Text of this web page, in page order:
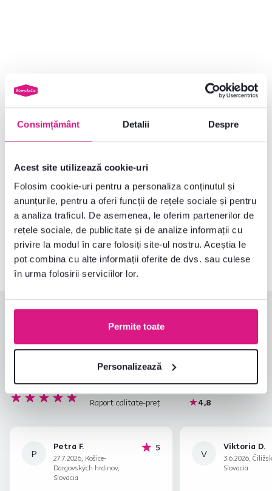
Consimțământ Detalii Despre
Acest site utilizează cookie-uri
Folosim cookie-uri pentru a personaliza conținutul și
anunțurile, pentru a oferi funcții de rețele sociale și pentru
a analiza traficul. De asemenea, le oferim partenerilor de
rețele sociale, de publicitate și de analize informații cu
privire la modul în care folosiți site-ul nostru. Aceștia le
pot combina cu alte informații oferite de dvs. sau culese
în urma folosirii serviciilor lor.
Permite toate
Personalizează
Informații despre ambalare
Nu ați găsit informațiile dorite?
Contactați-ne și vă vom ajuta cu plăcere
0040 359 228 037 Deschideți chat-ul
4recenzii
Ușurința asamblării
4,8
Îndeplinește așteptările
Ambalarea produsului
4,8
Raport calitate-preț
4,8
P
Petra F.
27.7.2026, Košice-
Dargovských hrdinov,
Slovacia
5stele
V
Viktoria D.
3.6.2026,
Slovacia